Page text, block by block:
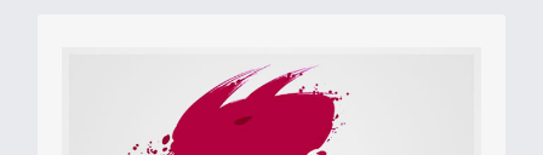
D.O. TORO
A pesar de la tradición y la historia, la
Denominación de Origen de los vinos de Toro se